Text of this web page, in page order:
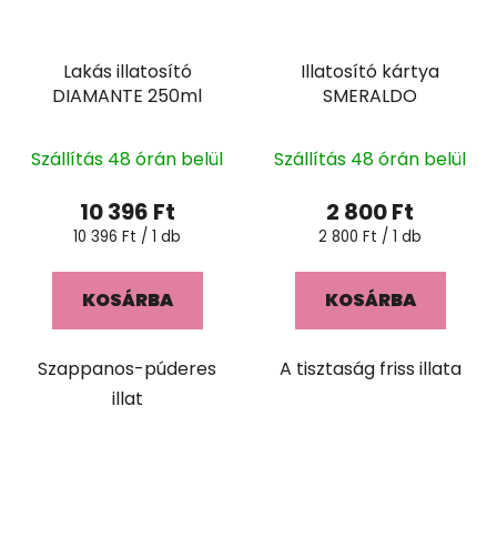
Lakás illatosító
DIAMANTE 250ml
Szállítás 48 órán belül
10 396 Ft
Egységár:
10 396 Ft / 1 db
KOSÁRBA
Szappanos-púderes
illat
Illatosító kártya
SMERALDO
Szállítás 48 órán belül
2 800 Ft
Egységár:
2 800 Ft / 1 db
KOSÁRBA
A tisztaság friss illata